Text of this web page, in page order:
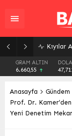
GRAM ALTIN
6.660,55
Anasayfa
Gündem
Prof. Dr.
Yeni Denetim